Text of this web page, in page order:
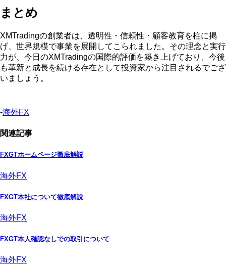
まとめ
XMTradingの創業者は、透明性・信頼性・顧客教育を柱に掲
げ、世界規模で事業を展開してこられました。その理念と実行
力が、今日のXMTradingの国際的評価を築き上げており、今後
も革新と成長を続ける存在として投資家から注目されるでござ
いましょう。
-海外FX
関連記事
FXGTホームページ徹底解説
海外FX
FXGT本社について徹底解説
海外FX
FXGT本人確認なしでの取引について
海外FX